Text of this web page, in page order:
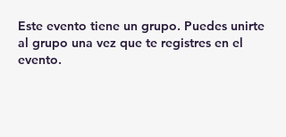
Este evento tiene un grupo. Puedes unirte
al grupo una vez que te registres en el
evento.